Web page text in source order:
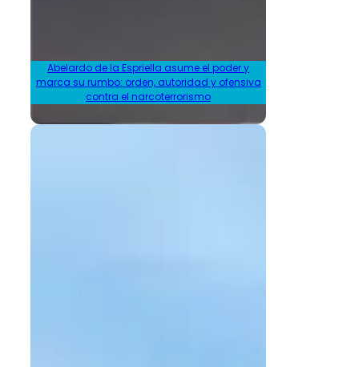
Abelardo de la Espriella asume el poder y
marca su rumbo: orden, autoridad y ofensiva
contra el narcoterrorismo